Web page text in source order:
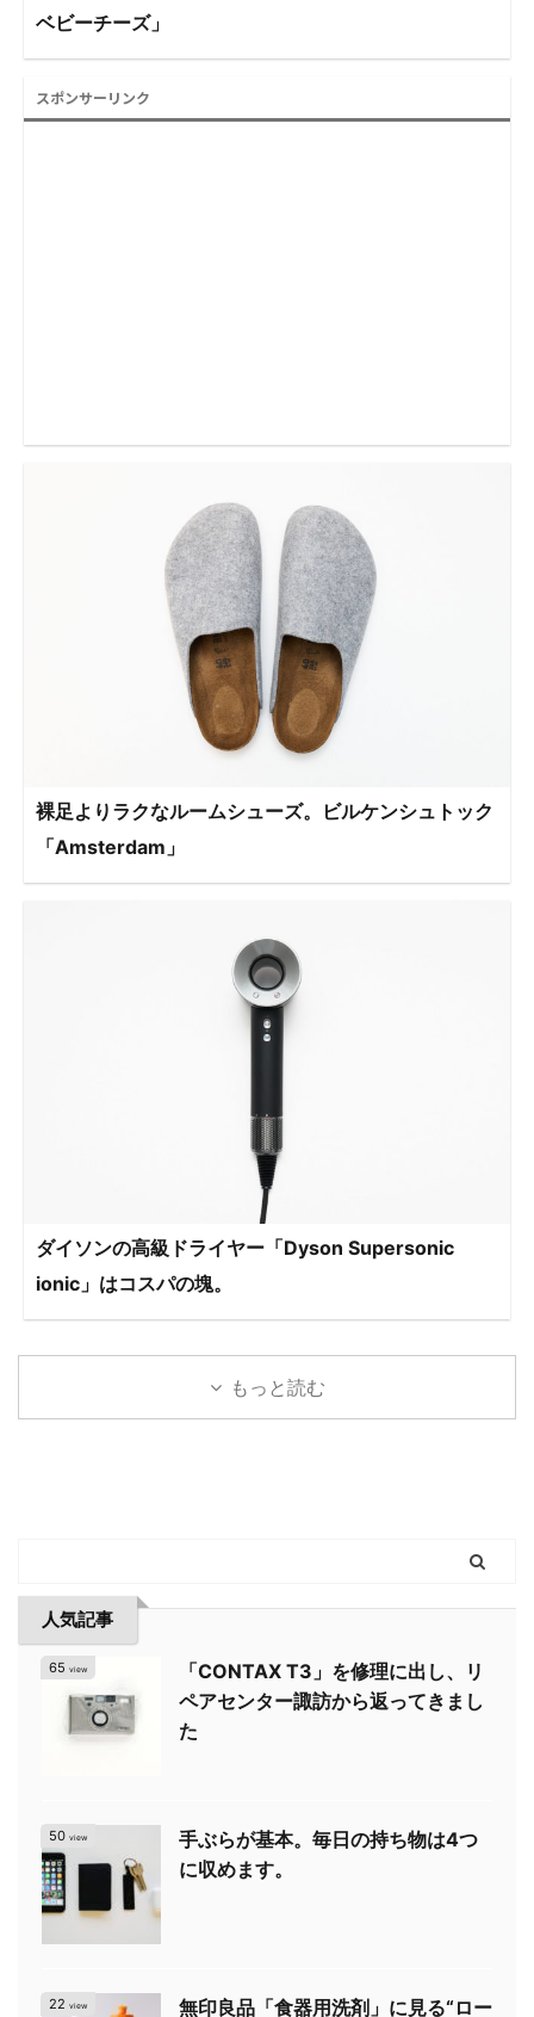
ベビーチーズ」
スポンサーリンク
裸足よりラクなルームシューズ。ビルケンシュトック
「Amsterdam」
ダイソンの高級ドライヤー「Dyson Supersonic
ionic」はコスパの塊。
もっと読む
人気記事
65 view
「CONTAX T3」を修理に出し、リ
ペアセンター諏訪から返ってきまし
た
50 view
手ぶらが基本。毎日の持ち物は4つ
に収めます。
22 view 無印良品「食器用洗剤」に見る“ロー